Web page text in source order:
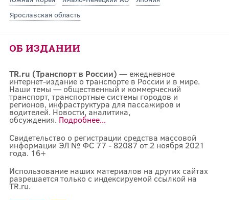
Ярославская область
ОБ ИЗДАНИИ
TR.ru (Транспорт в России) — ежедневное
интернет-издание о транспорте в России и в мире.
Наши темы — общественный и коммерческий
транспорт, транспортные системы городов и
регионов, инфраструктура для пассажиров и
водителей. Новости, аналитика,
обсуждения. Подробнее...
Свидетельство о регистрации средства массовой
информации ЭЛ № ФС 77 - 82087 от 2 ноября 2021
года. 16+
Использование наших материалов на других сайтах
разрешается только с индексируемой ссылкой на
TR.ru.